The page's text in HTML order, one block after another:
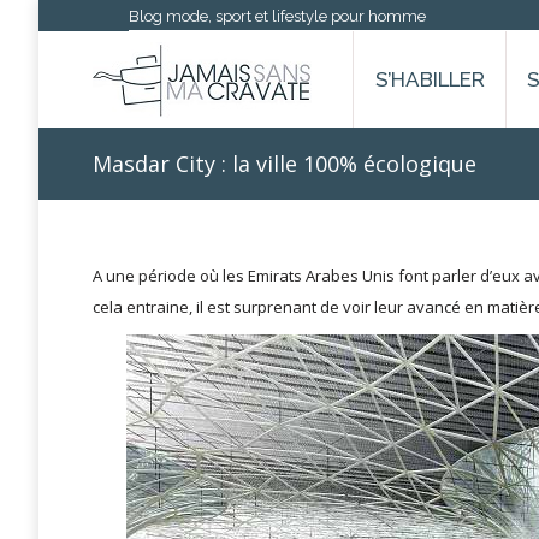
Blog mode, sport et lifestyle pour homme
S’HABILLER
Masdar City : la ville 100% écologique
A une période où les Emirats Arabes Unis font parler d’eux
cela entraine, il est surprenant de voir leur avancé en